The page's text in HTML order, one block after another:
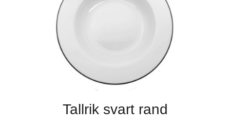
Tallrik svart rand